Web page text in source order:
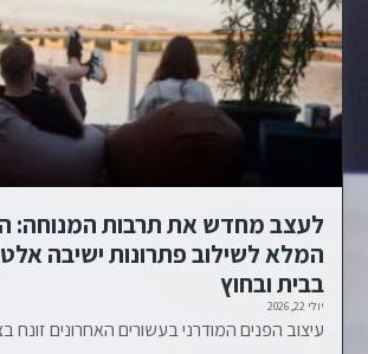
לעצב מחדש את תרבות המנוחה:
המלא לשילוב פתרונות ישיבה
בבית ובחוץ
יולי 22, 2026
עיצוב הפנים המודרני בעשורים האחרונים זונח